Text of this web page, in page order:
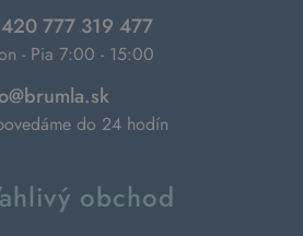
777 319 477
- Pia 7:00 - 15:00
do 24 hodín
obchod